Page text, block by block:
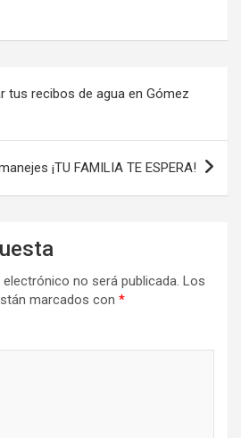
tus recibos de agua en Gómez
¡TU FAMILIA TE ESPERA!
no será publicada. Los
marcados con *